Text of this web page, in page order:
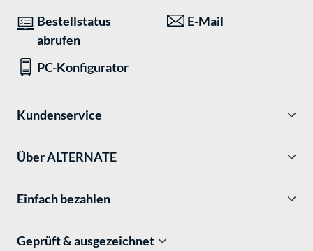
Bestellstatus
abrufen
E-Mail
PC-Konfigurator
Kundenservice
Über ALTERNATE
Einfach bezahlen
Geprüft & ausgezeichnet